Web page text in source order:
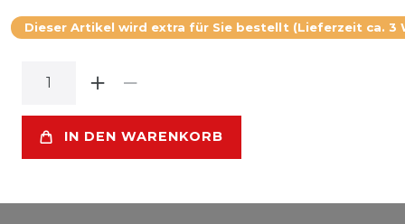
Dieser Artikel wird extra für Sie bestellt (Lieferzeit ca. 3
IN DEN WARENKORB